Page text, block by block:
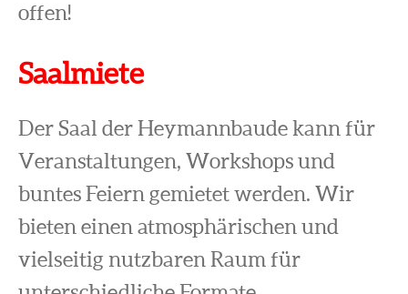
offen!
Saalmiete
Der Saal der Heymannbaude kann für
Veranstaltungen, Workshops und
buntes Feiern gemietet werden. Wir
bieten einen atmosphärischen und
vielseitig nutzbaren Raum für